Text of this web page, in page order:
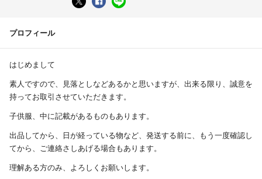
プロフィール
はじめまして
素人ですので、見落としなどあるかと思いますが、出来る限り、誠意を
持ってお取引させていただきます。
子供服、中に記載があるものもあります。
出品してから、日が経っている物など、発送する前に、もう一度確認し
てから、ご連絡さしあげる場合もあります。
理解ある方のみ、よろしくお願いします。